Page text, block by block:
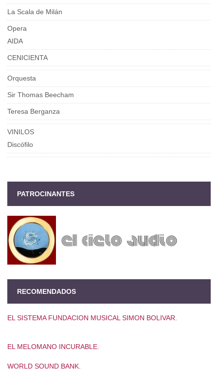
La Scala de Milán
Opera
AIDA
CENICIENTA
Orquesta
Sir Thomas Beecham
Teresa Berganza
VINILOS
Discófilo
PATROCINANTES
RECOMENDADOS
EL SISTEMA FUNDACION MUSICAL SIMON BOLIVAR.
EL MELOMANO INCURABLE.
WORLD SOUND BANK.